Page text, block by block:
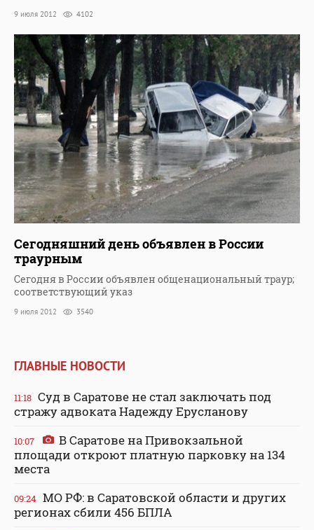
9 июля 2012 4102
Сегодняшний день объявлен в России
траурным
Сегодня в России объявлен общенациональный траур;
соответствующий указ
9 июля 2012 3540
ГЛАВНЫЕ НОВОСТИ
11:18 Суд в Саратове не стал заключать под
стражу адвоката Надежду Ерусланову
10:07
В Саратове на Привокзальной
площади откроют платную парковку на 134
места
09:24 МО РФ: в Саратовской области и других
регионах сбили 456 БПЛА